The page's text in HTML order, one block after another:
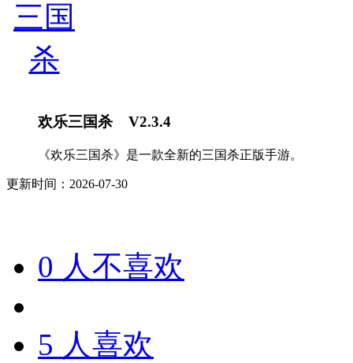
欢乐三国杀 V2.3.4
《欢乐三国杀》是一款全新的三国杀正版手游。
更新时间：2026-07-30
0 人不喜欢
5 人喜欢